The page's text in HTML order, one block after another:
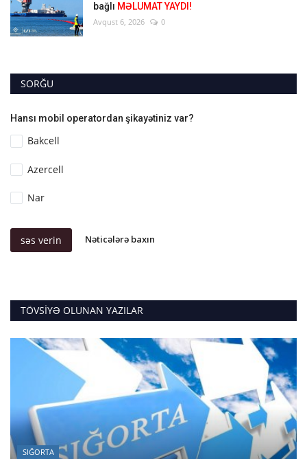
bağlı MƏLUMAT YAYDI!
Avqust 6, 2026 0
SORĞU
Hansı mobil operatordan şikayətiniz var?
Bakcell
Azercell
Nar
səs verin Nəticələrə baxın
TÖVSIYƏ OLUNAN YAZILAR
SIĞORTA